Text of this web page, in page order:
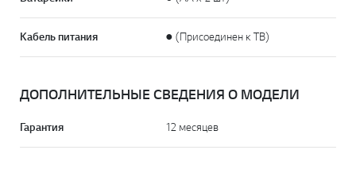
Кабель питания ● (Присоединен к ТВ)
ДОПОЛНИТЕЛЬНЫЕ СВЕДЕНИЯ О МОДЕЛИ
Гарантия 12 месяцев